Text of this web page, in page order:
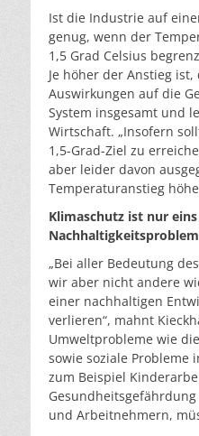
Ist die Industrie auf
genug, wenn der
1,5 Grad Celsius
Je höher der Anstieg
Auswirkungen auf die
System insgesamt und
Wirtschaft. „Insofern
1,5-Grad-Ziel zu
aber leider davon
Temperaturanstieg
Klimaschutz ist nur
„Bei aller Bedeutung
wir aber nicht andere
einer nachhaltigen
verlieren“, mahnt
Umweltprobleme wie
sowie soziale Probleme
zum Beispiel
und Arbeitnehmern,